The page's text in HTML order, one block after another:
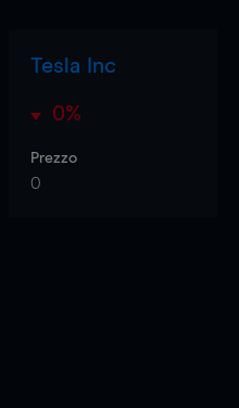
Tesla Inc
0%
Prezzo
0